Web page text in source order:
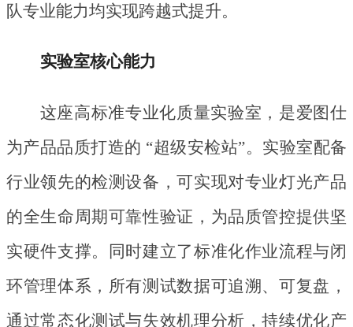
队专业能力均实现跨越式提升。
实验室核心能力
这座高标准专业化质量实验室，是爱图仕
为产品品质打造的 “超级安检站”。实验室配备
行业领先的检测设备，可实现对专业灯光产品
的全生命周期可靠性验证，为品质管控提供坚
实硬件支撑。同时建立了标准化作业流程与闭
环管理体系，所有测试数据可追溯、可复盘，
通过常态化测试与失效机理分析，持续优化产